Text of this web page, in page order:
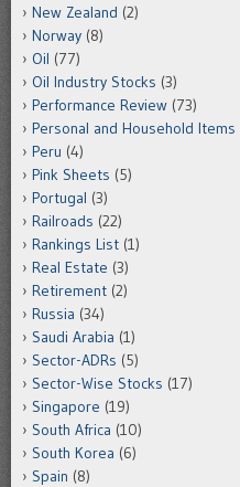
New Zealand (2)
Norway (8)
Oil (77)
Oil Industry Stocks (3)
Performance Review (73)
Personal and Household Items
Peru (4)
Pink Sheets (5)
Portugal (3)
Railroads (22)
Rankings List (1)
Real Estate (3)
Retirement (2)
Russia (34)
Saudi Arabia (1)
Sector-ADRs (5)
Sector-Wise Stocks (17)
Singapore (19)
South Africa (10)
South Korea (6)
Spain (8)